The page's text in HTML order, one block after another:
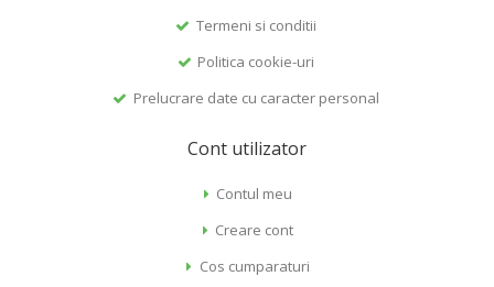
Termeni si conditii
Politica cookie-uri
Prelucrare date cu caracter personal
Cont utilizator
Contul meu
Creare cont
Cos cumparaturi